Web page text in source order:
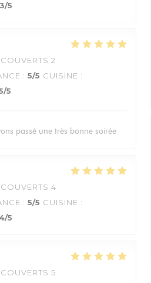
3/5
2
: 5/5 CUISINE :
/5
passé une très bonne soirée
4
: 5/5 CUISINE :
4/5
5